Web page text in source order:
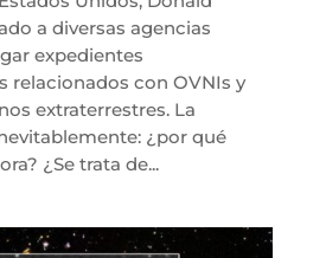
a diversas agencias
expedientes
relacionados con OVNIs y
extraterrestres. La
¿por qué
¿Se trata de...